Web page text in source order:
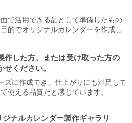
で活用できる品として準備したもの
的でオリジナルカレンダーを作成し
作した方、または受け取った方の
せください。
ズに作成でき、仕上がりにも満足して
使える品質だと感じています。
ナルカレンダー製作ギャラリ